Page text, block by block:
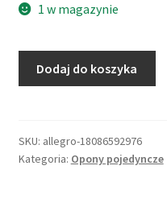
1 w magazynie
SPORTMAX
ROADSMART
Dodaj do koszyka
SKU: allegro-18086592976
Kategoria: Opony pojedyncze